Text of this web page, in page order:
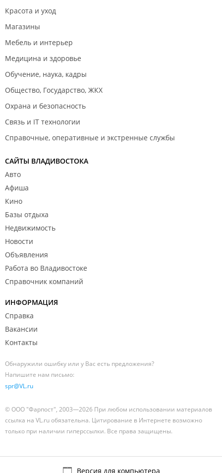
Красота и уход
Магазины
Мебель и интерьер
Медицина и здоровье
Обучение, наука, кадры
Общество, Государство, ЖКХ
Охрана и безопасность
Связь и IT технологии
Справочные, оперативные и экстренные службы
САЙТЫ ВЛАДИВОСТОКА
Авто
Афиша
Кино
Базы отдыха
Недвижимость
Новости
Объявления
Работа во Владивостоке
Справочник компаний
ИНФОРМАЦИЯ
Справка
Вакансии
Контакты
Обнаружили ошибку или у Вас есть предложения?
Напишите нам письмо:
spr@VL.ru
© ООО "Фарпост", 2003—2026 При любом использовании материалов
ссылка на VL.ru обязательна. Цитирование в Интернете возможно
только при наличии гиперссылки. Все права защищены.
Версия для компьютера